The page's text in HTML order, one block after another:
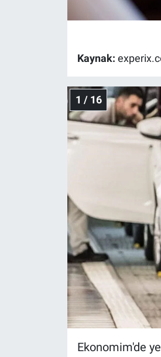
Kaynak:
1 / 16
Ekonomim'de
Günün görüntüsü
Kültür Sanat
Ne demişti
Popüler
Programlar